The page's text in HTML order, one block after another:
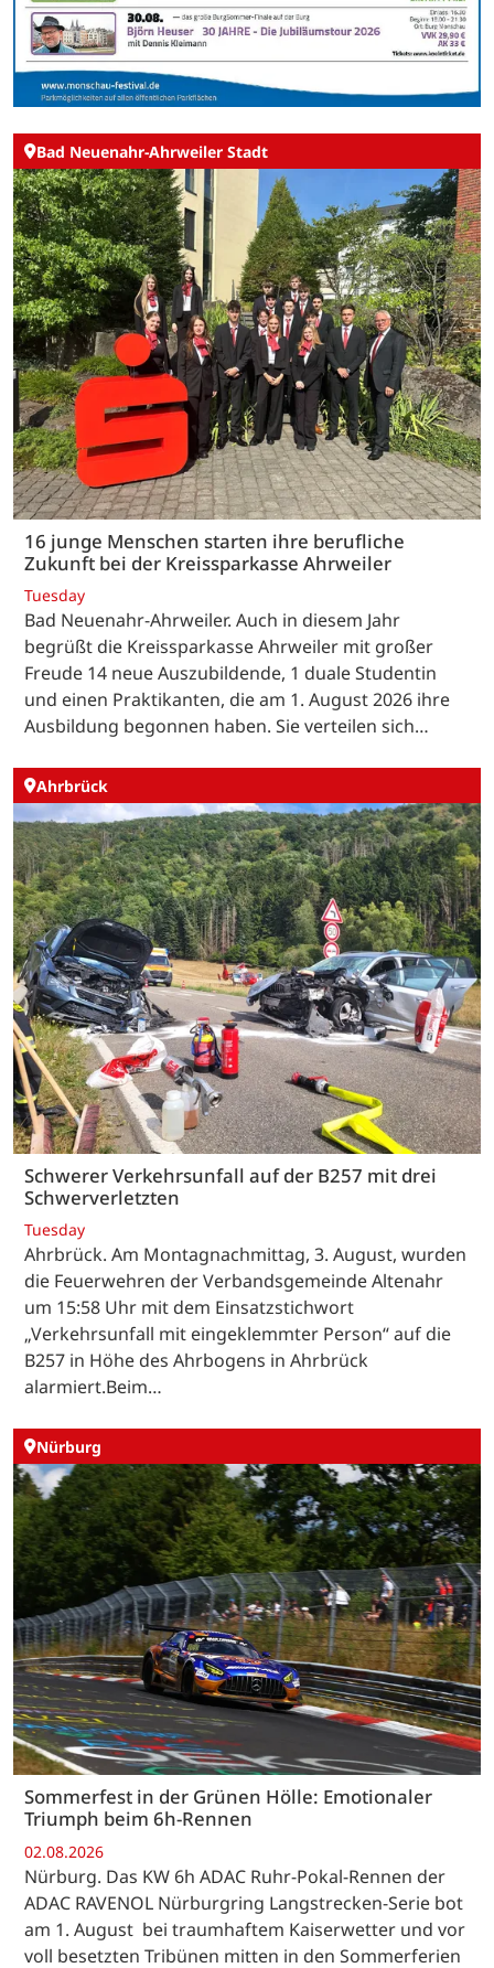
Bad Neuenahr-Ahrweiler Stadt
16 junge Menschen starten ihre berufliche
Zukunft bei der Kreissparkasse Ahrweiler
Tuesday
Bad Neuenahr-Ahrweiler. Auch in diesem Jahr
begrüßt die Kreissparkasse Ahrweiler mit großer
Freude 14 neue Auszubildende, 1 duale Studentin
und einen Praktikanten, die am 1. August 2026 ihre
Ausbildung begonnen haben. Sie verteilen sich…
Ahrbrück
Schwerer Verkehrsunfall auf der B257 mit drei
Schwerverletzten
Tuesday
Ahrbrück. Am Montagnachmittag, 3. August, wurden
die Feuerwehren der Verbandsgemeinde Altenahr
um 15:58 Uhr mit dem Einsatzstichwort
„Verkehrsunfall mit eingeklemmter Person“ auf die
B257 in Höhe des Ahrbogens in Ahrbrück
alarmiert.Beim…
Nürburg
Sommerfest in der Grünen Hölle: Emotionaler
Triumph beim 6h-Rennen
02.08.2026
Nürburg. Das KW 6h ADAC Ruhr-Pokal-Rennen der
ADAC RAVENOL Nürburgring Langstrecken-Serie bot
am 1. August bei traumhaftem Kaiserwetter und vor
voll besetzten Tribünen mitten in den Sommerferien